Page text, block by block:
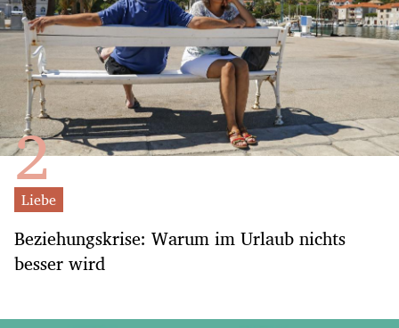
Liebe
Beziehungskrise: Warum im Urlaub nichts
besser wird